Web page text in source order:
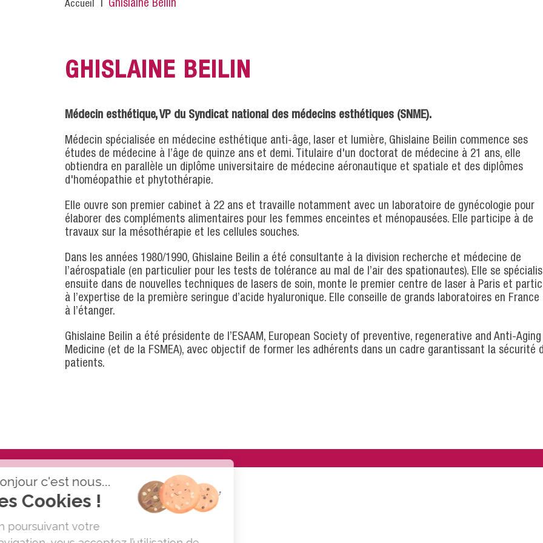
Fil
Accueil Ghislaine Beilin
GHISLAINE BEILIN
Médecin esthétique, VP du Syndicat national des médecins esthétiques (SNME).
Médecin spécialisée en médecine esthétique anti-âge, laser et lumière, Ghislaine Beilin commence ses
études de médecine à l’âge de quinze ans et demi. Titulaire d'un doctorat de médecine à 21 ans, elle
obtiendra en parallèle un diplôme universitaire de médecine aéronautique et spatiale et des diplômes
d'homéopathie et phytothérapie.
Elle ouvre son premier cabinet à 22 ans et travaille notamment avec un laboratoire de gynécologie pour
élaborer des compléments alimentaires pour les femmes enceintes et ménopausées. Elle participe à de
travaux sur la mésothérapie et les cellules souches.
Dans les années 1980/1990, Ghislaine Beilin a été consultante à la division recherche et médecine de
l’aérospatiale (en particulier pour les tests de tolérance au mal de l’air des spationautes). Elle se
ensuite dans de nouvelles techniques de lasers de soin, monte le premier centre de laser à Paris et
à l’expertise de la première seringue d’acide hyaluronique. Elle conseille de grands laboratoires en France
à l’étanger.
Ghislaine Beilin a été présidente de l’ESAAM, European Society of preventive, regenerative and Anti-Aging
Medicine (et de la FSMEA), avec objectif de former les adhérents dans un cadre garantissant la sécurité
patients.
Bonjour c'est nous...
les Cookies !
En poursuivant votre